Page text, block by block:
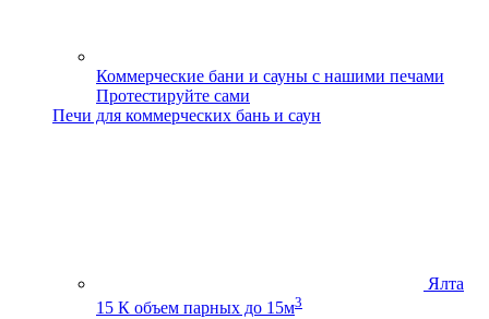
Коммерческие бани и сауны с нашими печами
Протестируйте сами
Печи для коммерческих бань и саун
Ялта
15 К объем парных до 15м3